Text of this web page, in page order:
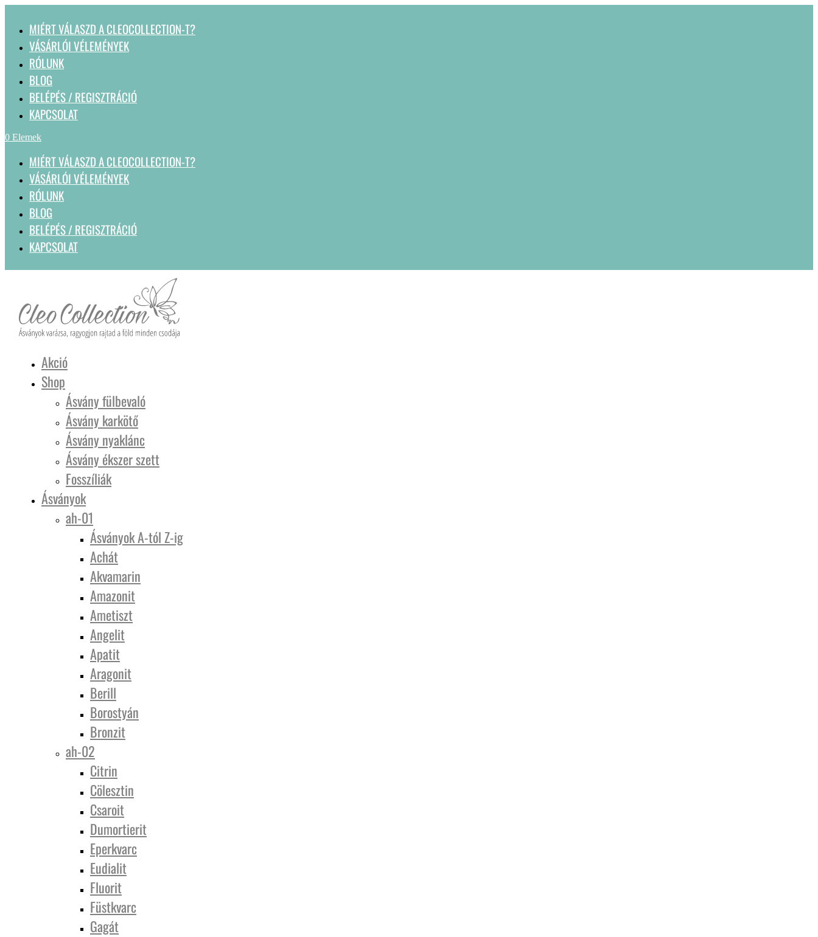
MIÉRT VÁLASZD A CLEOCOLLECTION-T?
VÁSÁRLÓI VÉLEMÉNYEK
RÓLUNK
BLOG
BELÉPÉS / REGISZTRÁCIÓ
KAPCSOLAT
0 Elemek
MIÉRT VÁLASZD A CLEOCOLLECTION-T?
VÁSÁRLÓI VÉLEMÉNYEK
RÓLUNK
BLOG
BELÉPÉS / REGISZTRÁCIÓ
KAPCSOLAT
Akció
Shop
Ásvány fülbevaló
Ásvány karkötő
Ásvány nyaklánc
Ásvány ékszer szett
Fosszíliák
Ásványok
ah-01
Ásványok A-tól Z-ig
Achát
Akvamarin
Amazonit
Ametiszt
Angelit
Apatit
Aragonit
Berill
Borostyán
Bronzit
ah-02
Citrin
Cölesztin
Csaroit
Dumortierit
Eperkvarc
Eudialit
Fluorit
Füstkvarc
Gagát